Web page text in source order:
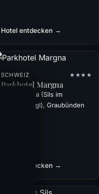
Hotel entdecken →
SCHWEIZ ★★★★
Parkhotel Margna
Sils-Baselgia (Sils im
Engadin/Segl), Graubünden
Hotel entdecken →